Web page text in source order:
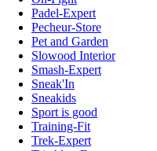
Padel-Expert
Pecheur-Store
Pet and Garden
Slowood Interior
Smash-Expert
Sneak'In
Sneakids
Sport is good
Training-Fit
Trek-Expert